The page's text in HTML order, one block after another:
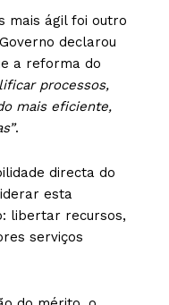
mais ágil foi outro
declarou
a reforma do
processos,
mais eficiente,
.
directa do
esta
libertar recursos,
serviços